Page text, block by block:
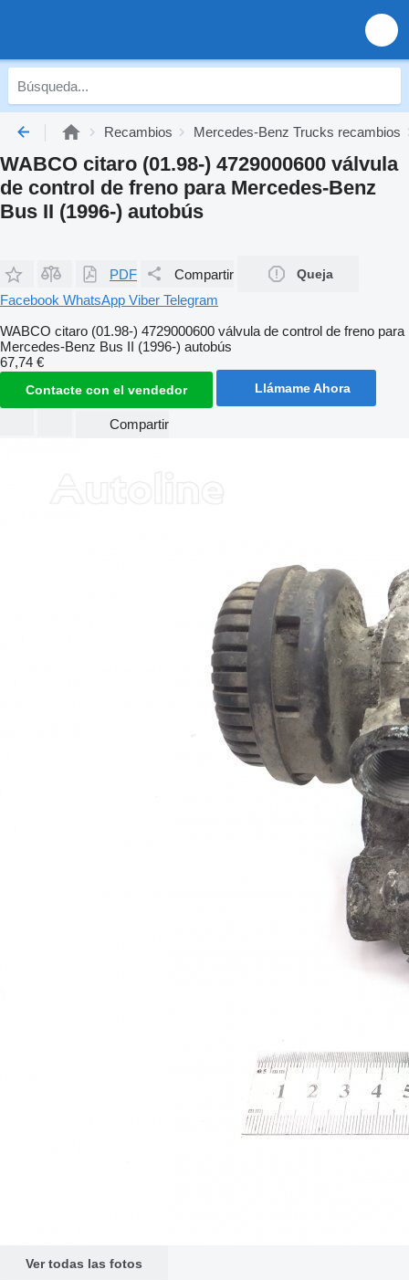
Recambios Mercedes-Benz Trucks recambios
WABCO citaro (01.98-) 4729000600 válvula
de control de freno para Mercedes-Benz
Bus II (1996-) autobús
PDF Compartir Queja
Facebook WhatsApp Viber Telegram
WABCO citaro (01.98-) 4729000600 válvula de control de freno para
Mercedes-Benz Bus II (1996-) autobús
67,74 €
Contacte con el vendedor Llámame Ahora
Compartir
Ver todas las fotos